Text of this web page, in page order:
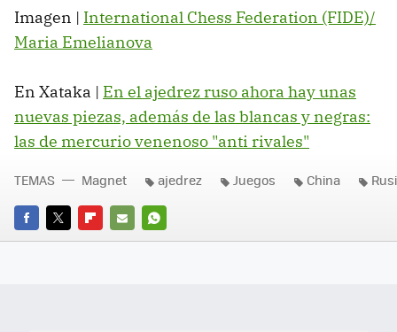
Imagen | International Chess Federation (FIDE)/
Maria Emelianova
En Xataka | En el ajedrez ruso ahora hay unas
nuevas piezas, además de las blancas y negras:
las de mercurio venenoso "anti rivales"
FACEBOOK
TWITTERFLIPBOARD
E-
WHATSAPP
TEMAS Magnet ajedrez Juegos China